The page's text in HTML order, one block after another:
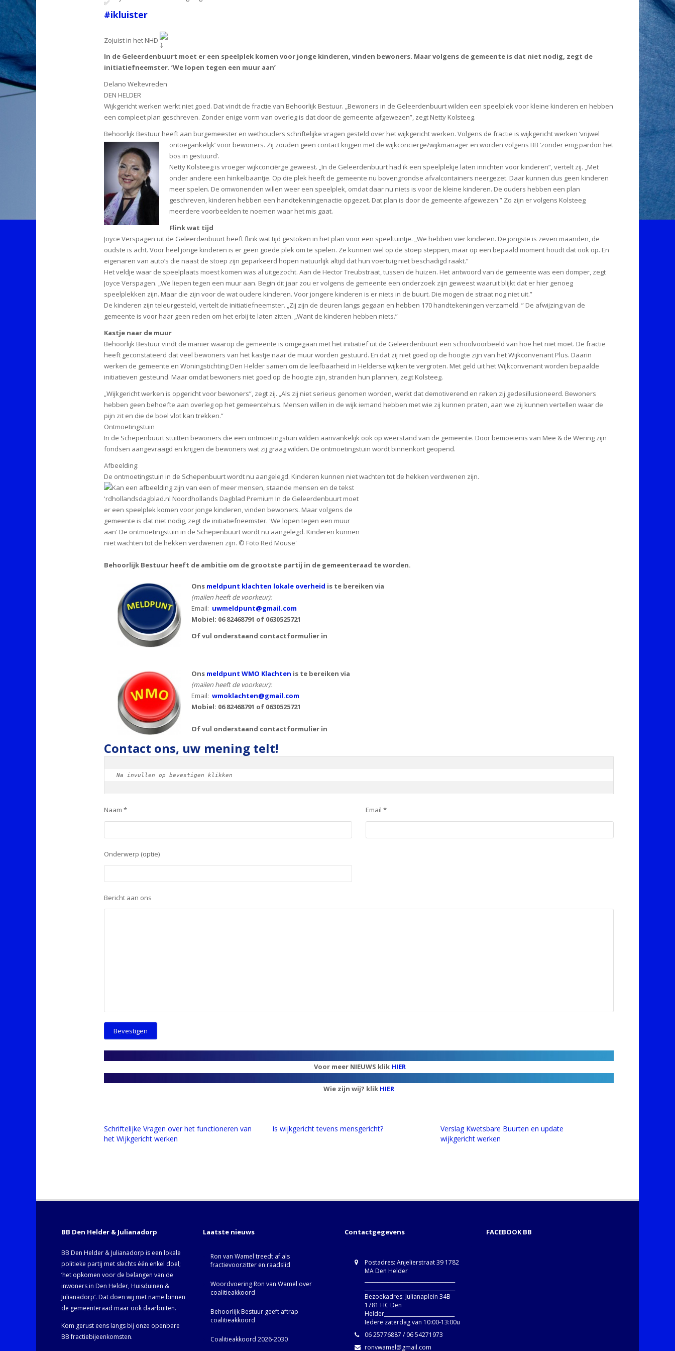
#ikluister
Zojuist in het NHD
In de Geleerdenbuurt moet er een speelplek komen voor jonge kinderen, vinden bewoners. Maar volgens de gemeente is dat niet nodig, zegt de
initiatiefneemster. ’We lopen tegen een muur aan’
Delano Weltevreden
DEN HELDER
Wijkgericht werken werkt niet goed. Dat vindt de fractie van Behoorlijk Bestuur. „Bewoners in de Geleerdenbuurt wilden een speelplek voor kleine kinderen en hebben
een compleet plan geschreven. Zonder enige vorm van overleg is dat door de gemeente afgewezen”, zegt Netty Kolsteeg.
Behoorlijk Bestuur heeft aan burgemeester en wethouders schriftelijke vragen gesteld over het wijkgericht werken. Volgens de fractie is wijkgericht werken ’vrijwel
ontoegankelijk’ voor bewoners. Zij zouden geen contact krijgen met de wijkconciërge/wijkmanager en worden volgens BB ’zonder enig pardon het
bos in gestuurd’.
Netty Kolsteeg is vroeger wijkconciërge geweest. „In de Geleerdenbuurt had ik een speelplekje laten inrichten voor kinderen”, vertelt zij. „Met
onder andere een hinkelbaantje. Op die plek heeft de gemeente nu bovengrondse afvalcontainers neergezet. Daar kunnen dus geen kinderen
meer spelen. De omwonenden willen weer een speelplek, omdat daar nu niets is voor de kleine kinderen. De ouders hebben een plan
geschreven, kinderen hebben een handtekeningenactie opgezet. Dat plan is door de gemeente afgewezen.” Zo zijn er volgens Kolsteeg
meerdere voorbeelden te noemen waar het mis gaat.
Flink wat tijd
Joyce Verspagen uit de Geleerdenbuurt heeft flink wat tijd gestoken in het plan voor een speeltuintje. „We hebben vier kinderen. De jongste is zeven maanden, de
oudste is acht. Voor heel jonge kinderen is er geen goede plek om te spelen. Ze kunnen wel op de stoep steppen, maar op een bepaald moment houdt dat ook op. En
eigenaren van auto’s die naast de stoep zijn geparkeerd hopen natuurlijk altijd dat hun voertuig niet beschadigd raakt.”
Het veldje waar de speelplaats moest komen was al uitgezocht. Aan de Hector Treubstraat, tussen de huizen. Het antwoord van de gemeente was een domper, zegt
Joyce Verspagen. „We liepen tegen een muur aan. Begin dit jaar zou er volgens de gemeente een onderzoek zijn geweest waaruit blijkt dat er hier genoeg
speelplekken zijn. Maar die zijn voor de wat oudere kinderen. Voor jongere kinderen is er niets in de buurt. Die mogen de straat nog niet uit.”
De kinderen zijn teleurgesteld, vertelt de initiatiefneemster. „Zij zijn de deuren langs gegaan en hebben 170 handtekeningen verzameld. ” De afwijzing van de
gemeente is voor haar geen reden om het erbij te laten zitten. „Want de kinderen hebben niets.”
Kastje naar de muur
Behoorlijk Bestuur vindt de manier waarop de gemeente is omgegaan met het initiatief uit de Geleerdenbuurt een schoolvoorbeeld van hoe het niet moet. De fractie
heeft geconstateerd dat veel bewoners van het kastje naar de muur worden gestuurd. En dat zij niet goed op de hoogte zijn van het Wijkconvenant Plus. Daarin
werken de gemeente en Woningstichting Den Helder samen om de leefbaarheid in Helderse wijken te vergroten. Met geld uit het Wijkconvenant worden bepaalde
initiatieven gesteund. Maar omdat bewoners niet goed op de hoogte zijn, stranden hun plannen, zegt Kolsteeg.
„Wijkgericht werken is opgericht voor bewoners”, zegt zij. „Als zij niet serieus genomen worden, werkt dat demotiverend en raken zij gedesillusioneerd. Bewoners
hebben geen behoefte aan overleg op het gemeentehuis. Mensen willen in de wijk iemand hebben met wie zij kunnen praten, aan wie zij kunnen vertellen waar de
pijn zit en die de boel vlot kan trekken.”
Ontmoetingstuin
In de Schepenbuurt stuitten bewoners die een ontmoetingstuin wilden aanvankelijk ook op weerstand van de gemeente. Door bemoeienis van Mee & de Wering zijn
fondsen aangevraagd en krijgen de bewoners wat zij graag wilden. De ontmoetingstuin wordt binnenkort geopend.
Afbeelding:
De ontmoetingstuin in de Schepenbuurt wordt nu aangelegd. Kinderen kunnen niet wachten tot de hekken verdwenen zijn.
Behoorlijk Bestuur heeft de ambitie om de grootste partij in de gemeenteraad te worden.
Ons meldpunt klachten lokale overheid is te bereiken via
(mailen heeft de voorkeur):
Email: uwmeldpunt@gmail.com
Mobiel: 06 82468791 of 0630525721
Of vul onderstaand contactformulier in
Ons meldpunt WMO Klachten is te bereiken via
(mailen heeft de voorkeur):
Email: wmoklachten@gmail.com
Mobiel: 06 82468791 of 0630525721
Of vul onderstaand contactformulier in
Contact ons, uw mening telt!
Na invullen op bevestigen klikken
Naam * Email *
Onderwerp (optie)
Bericht aan ons
Voor meer NIEUWS klik HIER
Wie zijn wij? klik HIER
Schriftelijke Vragen over het functioneren van
het Wijkgericht werken
Is wijkgericht tevens mensgericht?
Verslag Kwetsbare Buurten en update
wijkgericht werken
BB Den Helder & Julianadorp
BB Den Helder & Julianadorp is een lokale
politieke partij met slechts één enkel doel;
‘het opkomen voor de belangen van de
inwoners in Den Helder, Huisduinen &
Julianadorp‘. Dat doen wij met name binnen
de gemeenteraad maar ook daarbuiten.
Kom gerust eens langs bij onze openbare
BB fractiebijeenkomsten.
Laatste nieuws
Ron van Wamel treedt af als
fractievoorzitter en raadslid
Woordvoering Ron van Wamel over
coalitieakkoord
Behoorlijk Bestuur geeft aftrap
coalitieakkoord
Coalitieakkoord 2026-2030
Contactgegevens
Postadres: Anjelierstraat 39 1782
MA Den Helder
Bezoekadres: Julianaplein 34B
1781 HC Den
Helder____________________________
Iedere zaterdag van 10:00-13:00u
06 25776887 / 06 54271973
ronvwamel@gmail.com
FACEBOOK BB